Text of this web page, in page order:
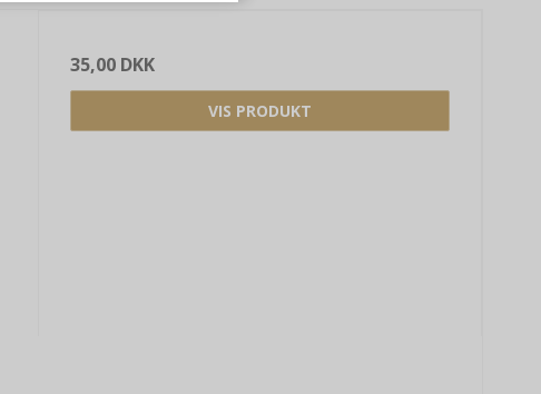
35,00 DKK
VIS PRODUKT